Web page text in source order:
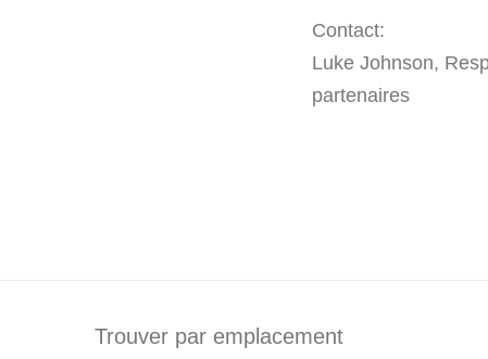
Contact:
Luke Johnson,
partenaires
Trouver par emplacement